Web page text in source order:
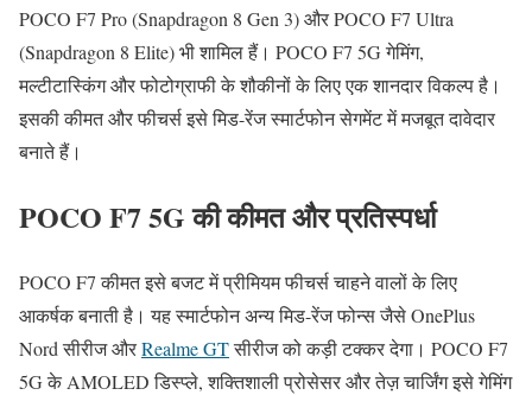
POCO F7 Pro (Snapdragon 8 Gen 3) और POCO F7 Ultra
(Snapdragon 8 Elite) भी शामिल हैं। POCO F7 5G गेमिंग,
मल्टीटास्किंग और फोटोग्राफी के शौकीनों के लिए एक शानदार विकल्प है।
इसकी कीमत और फीचर्स इसे मिड-रेंज स्मार्टफोन सेगमेंट में मजबूत दावेदार
बनाते हैं।
POCO F7 5G की कीमत और प्रतिस्पर्धा
POCO F7 कीमत इसे बजट में प्रीमियम फीचर्स चाहने वालों के लिए
आकर्षक बनाती है। यह स्मार्टफोन अन्य मिड-रेंज फोन्स जैसे OnePlus
Nord सीरीज औरRealme GTसीरीज को कड़ी टक्कर देगा। POCO F7
5G के AMOLED डिस्प्ले, शक्तिशाली प्रोसेसर और तेज़ चार्जिंग इसे गेमिंग